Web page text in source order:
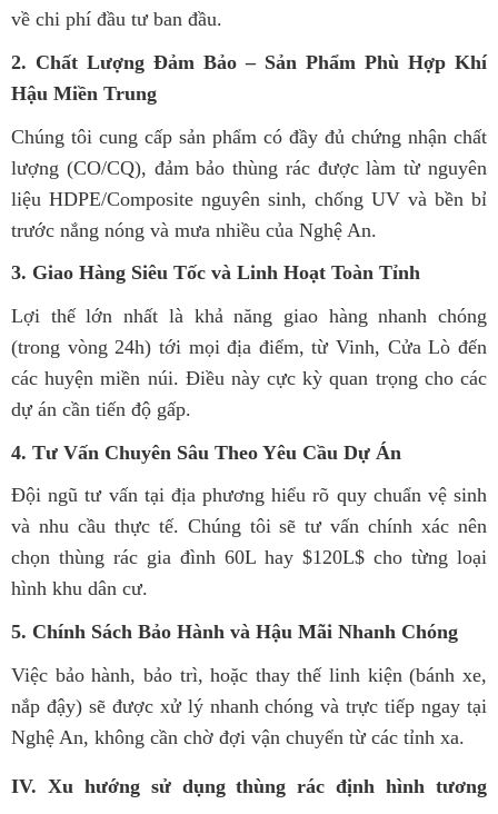
về chi phí đầu tư ban đầu.
2. Chất Lượng Đảm Bảo – Sản Phẩm Phù Hợp Khí
Hậu Miền Trung
Chúng tôi cung cấp sản phẩm có đầy đủ chứng nhận chất
lượng (CO/CQ), đảm bảo thùng rác được làm từ nguyên
liệu HDPE/Composite nguyên sinh, chống UV và bền bỉ
trước nắng nóng và mưa nhiều của Nghệ An.
3. Giao Hàng Siêu Tốc và Linh Hoạt Toàn Tỉnh
Lợi thế lớn nhất là khả năng giao hàng nhanh chóng
(trong vòng 24h) tới mọi địa điểm, từ Vinh, Cửa Lò đến
các huyện miền núi. Điều này cực kỳ quan trọng cho các
dự án cần tiến độ gấp.
4. Tư Vấn Chuyên Sâu Theo Yêu Cầu Dự Án
Đội ngũ tư vấn tại địa phương hiểu rõ quy chuẩn vệ sinh
và nhu cầu thực tế. Chúng tôi sẽ tư vấn chính xác nên
chọn thùng rác gia đình 60L hay $120L$ cho từng loại
hình khu dân cư.
5. Chính Sách Bảo Hành và Hậu Mãi Nhanh Chóng
Việc bảo hành, bảo trì, hoặc thay thế linh kiện (bánh xe,
nắp đậy) sẽ được xử lý nhanh chóng và trực tiếp ngay tại
Nghệ An, không cần chờ đợi vận chuyển từ các tỉnh xa.
IV. Xu hướng sử dụng thùng rác định hình tương